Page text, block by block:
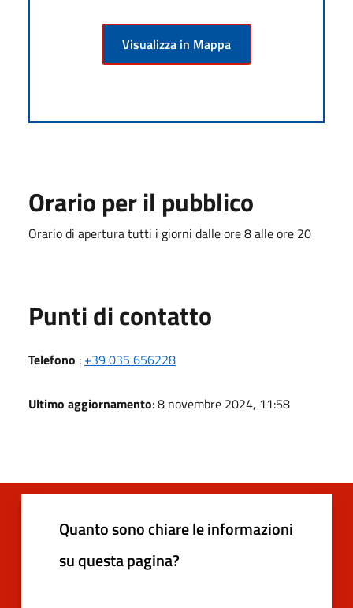
Visualizza in Mappa
Orario per il pubblico
Orario di apertura tutti i giorni dalle ore 8 alle ore 20
Punti di contatto
Telefono : +39 035 656228
Ultimo aggiornamento: 8 novembre 2024, 11:58
Quanto sono chiare le informazioni
su questa pagina?